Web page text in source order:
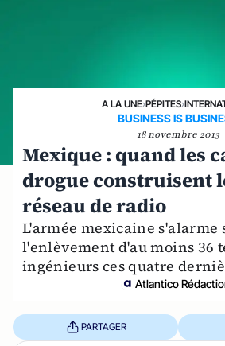
A LA UNE›PÉPITES›
BUSINESS IS
18 novembre 2013
Mexique : quand les
drogue construisent
réseau de radio
L'armée mexicaine s'alarme
l'enlèvement d'au moins 36
ingénieurs ces quatre
Atlantico
PARTAGER